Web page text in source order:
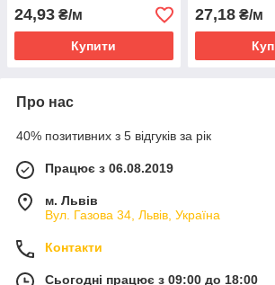
24,93 ₴/м
Купити
27,18₴/м
Про нас
40% позитивних з 5 відгуків за рік
Працює з 06.08.2019
м. Львів
Вул. Газова 34, Львів, Україна
Контакти
Сьогодні працює з 09:00 до 18:00